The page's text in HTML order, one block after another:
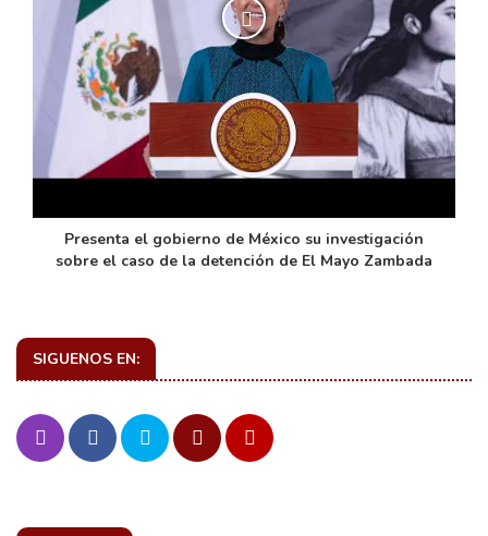
Presenta el gobierno de México su investigación
sobre el caso de la detención de El Mayo Zambada
SIGUENOS EN: